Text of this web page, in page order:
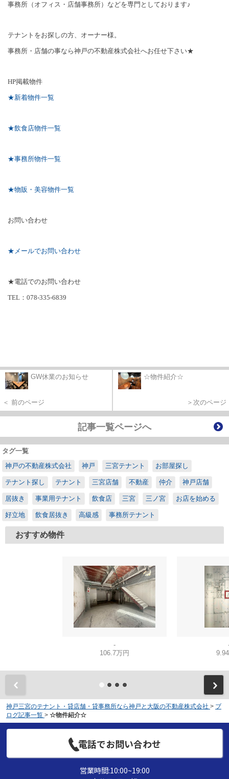
事務所（オフィス・店舗事務所）などを専門としております♪
テナントをお探しの方、オーナー様。
事務所・店舗の事なら神戸の不動産株式会社へお任せ下さい★
HP掲載物件
★新着物件一覧
★飲食店物件一覧
★事務所物件一覧
★物販・美容物件一覧
お問い合わせ
★メールでお問い合わせ
★電話でのお問い合わせ
TEL ： 078-335-6839
GW休業のお知らせ
＜ 前のページ
☆物件紹介☆
＞次のページ
記事一覧ページへ
タグ一覧
神戸の不動産株式会社
神戸 三宮テナント お部屋探し
テナント探し テナント 三宮店舗 不動産 仲介 神戸店舗
居抜き 事業用テナント 飲食店 三宮 三ノ宮 お店を始める
好立地 飲食居抜き 高級感 事務所テナント
おすすめ物件
-
106.7万円
神戸三宮のテナント・貸店舗・貸事務所なら神戸と大阪の不動産株式会社 > ブ
ログ記事一覧 > ☆物件紹介☆
電話でお問い合わせ
営業時間:10:00~19:00